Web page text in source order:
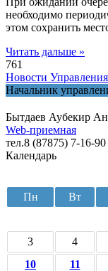
необходимо
этом сохранить
Читать дальше »
761
Новости Управления
Начальник
Бытдаев Аубекир
Web-приемная
тел.8 (87875) 7-16-90
Календарь
Пн Вт
3
4
10
11